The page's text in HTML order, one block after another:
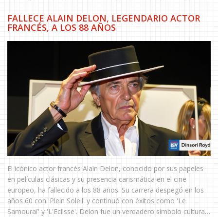
FALLECE ALAIN DELON, LEGENDARIO ACTOR
FRANCÉS, A LOS 88 AÑOS
El icónico actor francés Alain Delon, conocido por sus papeles
en películas clásicas y su presencia carismática en el cine
europeo, ha fallecido a los 88 años. Su carrera despegó en los
años 60 con 'Plein Soleil' y continuó con éxitos como 'Le
Samouraï' y 'L'Eclisse'. Delon fue un verdadero símbolo cultural